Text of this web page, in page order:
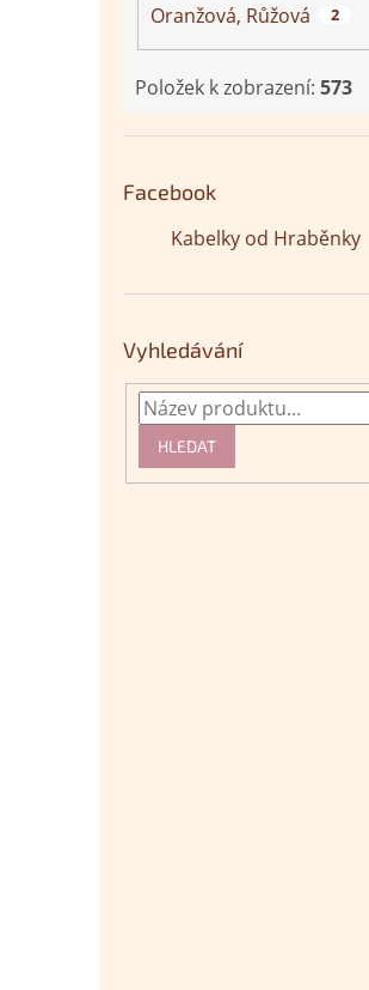
Oranžová, Růžová 2
Položek k zobrazení: 573
Facebook
Kabelky od Hraběnky
Vyhledávání
HLEDAT